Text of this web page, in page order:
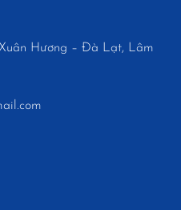
Hương – Đà Lạt, Lâm